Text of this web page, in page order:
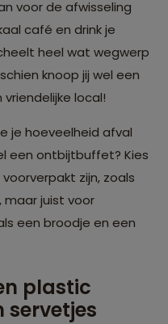
voor de afwisseling
café en drink je
heel wat wegwerp
knoop jij wel een
local!
je hoeveelheid afval
een ontbijtbuffet? Kies
zijn, zoals
maar juist voor
een broodje en een
plastic
servetjes